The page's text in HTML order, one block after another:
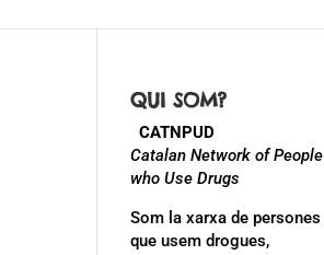
QUI SOM?
CATNPUD
Catalan Network of People
who Use Drugs
Som la xarxa de persones
que usem drogues,